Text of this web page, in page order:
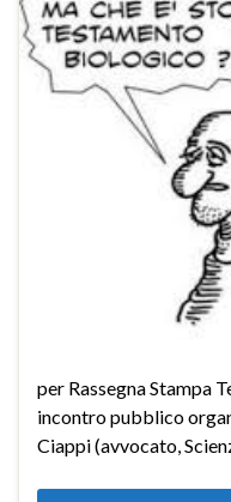
per Rassegna Stampa
incontro pubblico
Ciappi (avvocato,